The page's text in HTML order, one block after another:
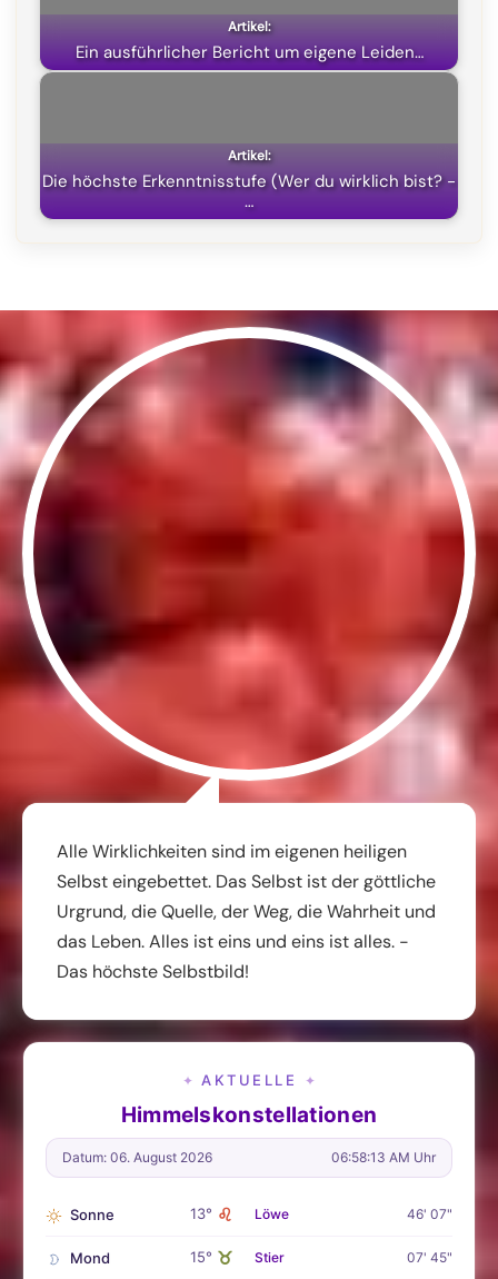
Ein ausführlicher Bericht um eigene Leiden…
Die höchste Erkenntnisstufe (Wer du wirklich bist? -
…
Alle Wirklichkeiten sind im eigenen heiligen
Selbst eingebettet. Das Selbst ist der göttliche
Urgrund, die Quelle, der Weg, die Wahrheit und
das Leben. Alles ist eins und eins ist alles. -
Das höchste Selbstbild!
✦ AKTUELLE ✦
Himmelskonstellationen
Datum: 06. August 2026 06:58:15 AM Uhr
Sonne 13° ♌ Löwe 46' 07"
Mond 15° ♉ Stier 07' 45"